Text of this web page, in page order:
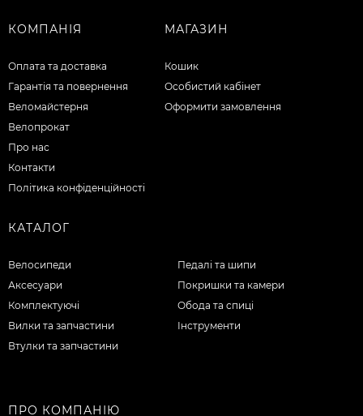
КОМПАНІЯ
Оплата та доставка
Гарантія та повернення
Веломайстерня
Велопрокат
Про нас
Контакти
Політика конфіденційності
МАГАЗИН
Кошик
Особистий кабінет
Оформити замовлення
КАТАЛОГ
Велосипеди
Аксесуари
Комплектуючі
Вилки та запчастини
Втулки та запчастини
Педалі та шипи
Покришки та камери
Обода та спиці
Інструменти
ПРО КОМПАНІЮ